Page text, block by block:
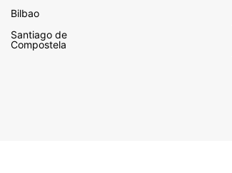
Bilbao
Santiago de
Compostela